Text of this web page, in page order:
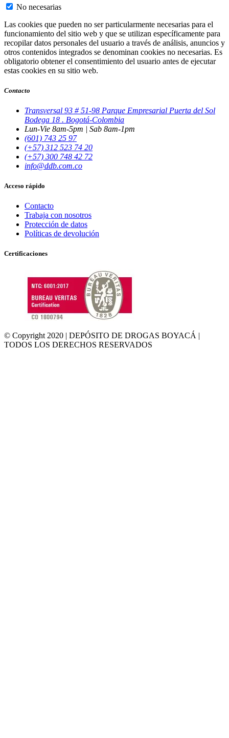
No necesarias
Las cookies que pueden no ser particularmente necesarias para el
funcionamiento del sitio web y que se utilizan específicamente para
recopilar datos personales del usuario a través de análisis, anuncios y
otros contenidos integrados se denominan cookies no necesarias. Es
obligatorio obtener el consentimiento del usuario antes de ejecutar
estas cookies en su sitio web.
Contacto
Transversal 93 # 51-98 Parque Empresarial Puerta del Sol
Bodega 18 . Bogotá-Colombia
Lun-Vie 8am-5pm | Sab 8am-1pm
(601) 743 25 97
(+57) 312 523 74 20
(+57) 300 748 42 72
info@ddb.com.co
Acceso rápido
Contacto
Trabaja con nosotros
Protección de datos
Políticas de devolución
Certificaciones
© Copyright 2020 | DEPÓSITO DE DROGAS BOYACÁ |
TODOS LOS DERECHOS RESERVADOS